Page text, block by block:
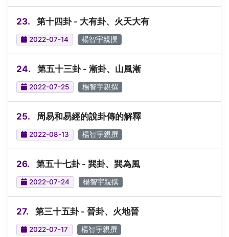
23. 第十四卦 - 大有卦、火天大有
2022-07-14 楊智宇親撰
24. 第五十三卦 - 漸卦、山風漸
2022-07-25 楊智宇親撰
25. 周易和易經的說卦傳的解釋
2022-08-13 楊智宇親撰
26. 第五十七卦 - 巽卦、巽為風
2022-07-24 楊智宇親撰
27. 第三十五卦 - 晉卦、火地晉
2022-07-17 楊智宇親撰